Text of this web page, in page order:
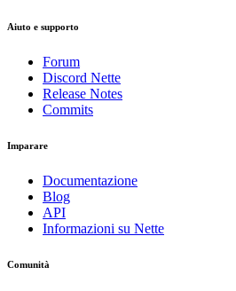
Aiuto e supporto
Forum
Discord Nette
Release Notes
Commits
Imparare
Documentazione
Blog
API
Informazioni su Nette
Comunità